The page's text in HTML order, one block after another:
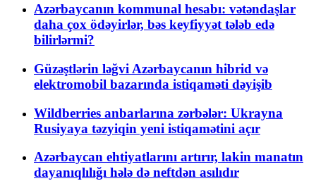
Azərbaycanın kommunal hesabı: vətəndaşlar
daha çox ödəyirlər, bəs keyfiyyət tələb edə
bilirlərmi?
Güzəştlərin ləğvi Azərbaycanın hibrid və
elektromobil bazarında istiqaməti dəyişib
Wildberries anbarlarına zərbələr: Ukrayna
Rusiyaya təzyiqin yeni istiqamətini açır
Azərbaycan ehtiyatlarını artırır, lakin manatın
dayanıqlılığı hələ də neftdən asılıdır